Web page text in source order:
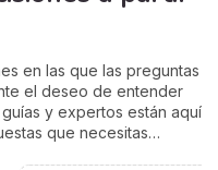
en las que las preguntas
el deseo de entender
y expertos están aquí
que necesitas…